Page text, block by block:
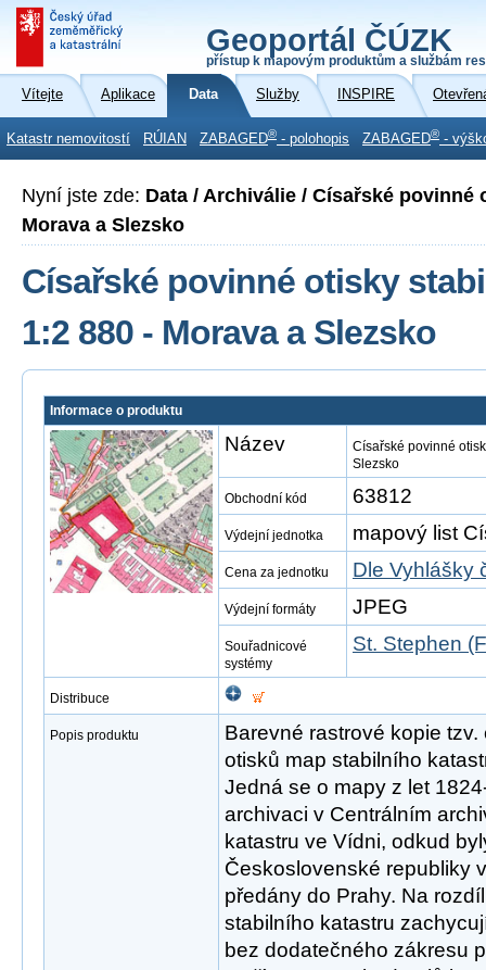
Geoportál ČÚZK
přístup k mapovým produktům a službám
Vítejte Aplikace Data Služby INSPIRE
Katastr nemovitostí RÚIAN ZABAGED® - polohopis ZABAGED® -
Nyní jste zde: Data / Archiválie / Císařské
Morava a Slezsko
Císařské povinné otisky
1:2 880 - Morava a Slezsko
Informace o produktu
Název
Císařské povinné
Slezsko
Obchodní kód 63812
Výdejní jednotka mapový list
Cena za jednotku Dle Vyhlášky
Výdejní formáty JPEG
Souřadnicové
systémy
St. Stephen
Distribuce
Popis produktu
Barevné rastrové kopie
otisků map stabilního
Jedná se o mapy z let
archivaci v Centrálním
katastru ve Vídni, odkud
Československé republiky
předány do Prahy. Na
stabilního katastru
bez dodatečného zákresu